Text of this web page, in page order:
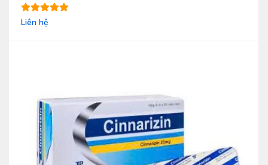
Liên hệ